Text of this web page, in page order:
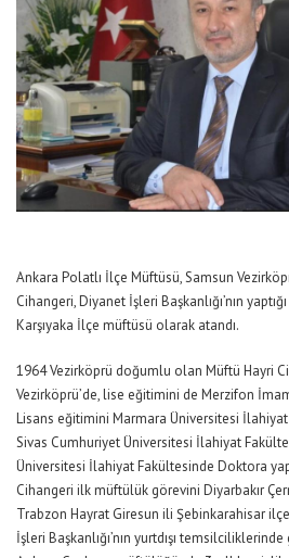
Ankara Polatlı İlçe Müftüsü, Samsun
Cihangeri, Diyanet İşleri Başkanlığı’nın
Karşıyaka İlçe müftüsü olarak atandı.
1964 Vezirköprü doğumlu olan Müftü Hayri
Vezirköprü’de, lise eğitimini de Merzifon
Lisans eğitimini Marmara Üniversitesi İlahiyat
Sivas Cumhuriyet Üniversitesi İlahiyat
Üniversitesi İlahiyat Fakültesinde Doktora
Cihangeri ilk müftülük görevini Diyarbakır
Trabzon Hayrat Giresun ili Şebinkarahisar
İşleri Başkanlığı’nın yurtdışı